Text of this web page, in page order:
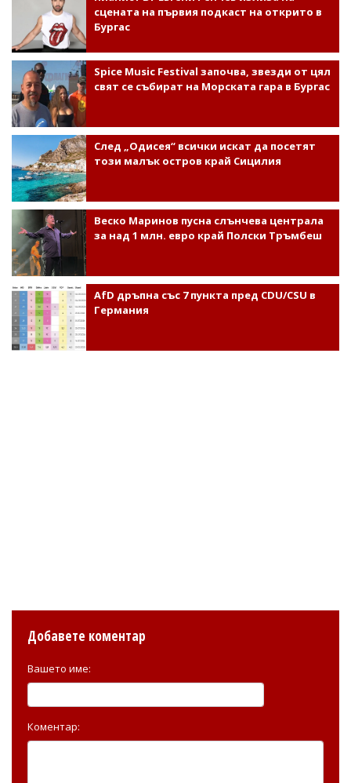
сцената на първия подкаст на открито в
Бургас
Spice Music Festival започва, звезди от цял
свят се събират на Морската гара в Бургас
След „Одисея“ всички искат да посетят
този малък остров край Сицилия
Веско Маринов пусна слънчева централа
за над 1 млн. евро край Полски Тръмбеш
AfD дръпна със 7 пункта пред CDU/CSU в
Германия
Добавете коментар
Вашето име:
Коментар: